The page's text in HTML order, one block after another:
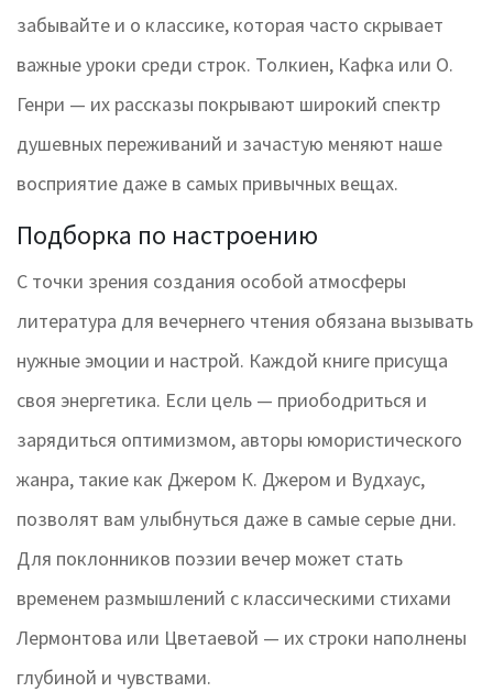
забывайте и о классике, которая часто скрывает
важные уроки среди строк. Толкиен, Кафка или О.
Генри — их рассказы покрывают широкий спектр
душевных переживаний и зачастую меняют наше
восприятие даже в самых привычных вещах.
Подборка по настроению
С точки зрения создания особой атмосферы
литература для вечернего чтения обязана вызывать
нужные эмоции и настрой. Каждой книге присуща
своя энергетика. Если цель — приободриться и
зарядиться оптимизмом, авторы юмористического
жанра, такие как Джером К. Джером и Вудхаус,
позволят вам улыбнуться даже в самые серые дни.
Для поклонников поэзии вечер может стать
временем размышлений с классическими стихами
Лермонтова или Цветаевой — их строки наполнены
глубиной и чувствами.